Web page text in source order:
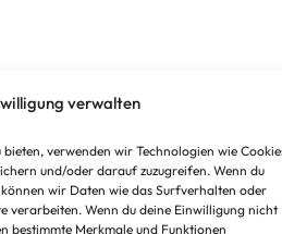
verwalten
verwenden wir Technologien wie
und/oder darauf zuzugreifen. Wenn du
wir Daten wie das Surfverhalten oder
verarbeiten. Wenn du deine Einwilligung nicht
bestimmte Merkmale und Funktionen